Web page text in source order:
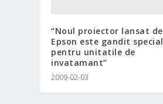
“Noul proiector lansat de
Epson este gandit special
pentru unitatile de
invatamant”
2009-02-03